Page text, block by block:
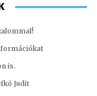
is.
Judit